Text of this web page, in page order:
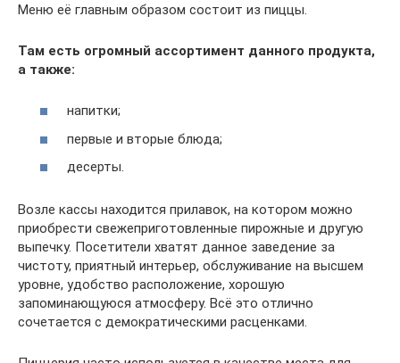
Меню её главным образом состоит из пиццы.
Там есть огромный ассортимент данного продукта,
а также:
напитки;
первые и вторые блюда;
десерты.
Возле кассы находится прилавок, на котором можно
приобрести свежеприготовленные пирожные и другую
выпечку. Посетители хватят данное заведение за
чистоту, приятный интерьер, обслуживание на высшем
уровне, удобство расположение, хорошую
запоминающуюся атмосферу. Всё это отлично
сочетается с демократическими расценками.